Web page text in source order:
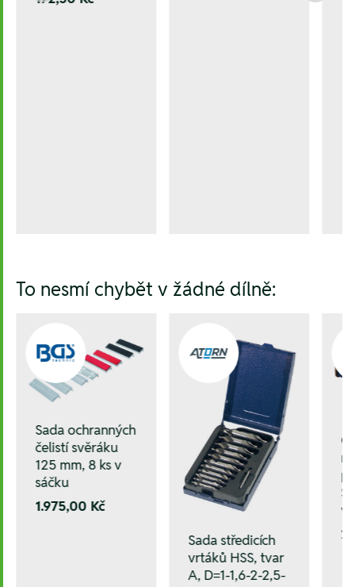
To nesmí chybět v žádné dílně:
Sada ochranných
čelistí svěráku
125 mm, 8 ks v
sáčku
1.975,00 Kč
Sada středicích
vrtáků HSS, tvar
A, D=1-1,6-2-2,5-